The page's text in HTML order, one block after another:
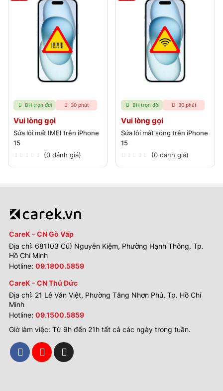
BH trọn đời 30 phút
Vui lòng gọi
Sửa lỗi mất IMEI trên iPhone
15
(0 đánh giá)
BH trọn đời 30 phút
Vui lòng gọi
Sửa lỗi mất sóng trên iPhone
15
(0 đánh giá)
CareK - CN Gò Vấp
Địa chỉ: 681(03 Cũ) Nguyễn Kiệm, Phường Hạnh Thông, Tp.
Hồ Chí Minh
Hotline: 09.1800.5859
CareK - CN Thủ Đức
Địa chỉ: 21 Lê Văn Việt, Phường Tăng Nhơn Phú, Tp. Hồ Chí
Minh
Hotline: 09.1500.5859
Giờ làm việc: Từ 9h đến 21h tất cả các ngày trong tuần.